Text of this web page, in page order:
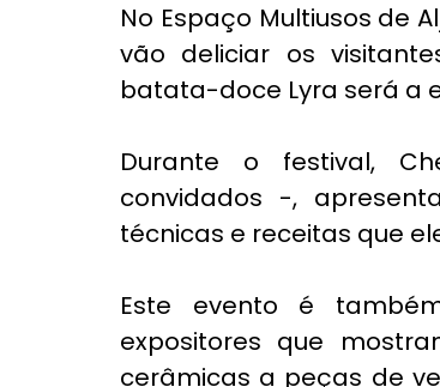
No Espaço Multiusos de
vão deliciar os
batata-doce Lyra será a
Durante o festival,
convidados -,
técnicas e receitas que
Este evento é
expositores que
cerâmicas a peças de